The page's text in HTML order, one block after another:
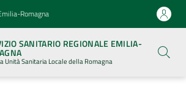
Romagna
SANITARIO REGIONALE EMILIA-
Unità Sanitaria Locale della Romagna